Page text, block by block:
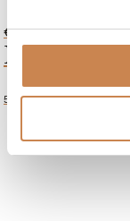
€32,40
Intense
50ml